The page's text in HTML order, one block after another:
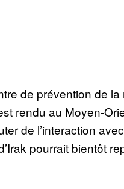
de prévention de
rendu au Moyen-
de l’interaction
pourrait bientôt